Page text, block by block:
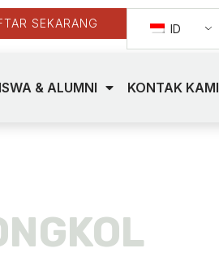
SEKARANG ID
& ALUMNI KONTAK KAMI